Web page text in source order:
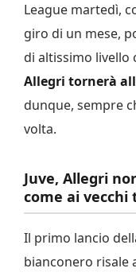
League martedì,
giro di un mese,
di altissimo livello
Allegri tornerà
dunque, sempre
volta.
Juve, Allegri
come ai vecchi
Il primo lancio
bianconero risale